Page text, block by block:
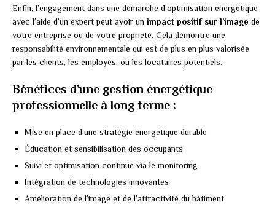
Enfin, l’engagement dans une démarche d’optimisation énergétique
avec l’aide d’un expert peut avoir un impact positif sur l’image de
votre entreprise ou de votre propriété. Cela démontre une
responsabilité environnementale qui est de plus en plus valorisée
par les clients, les employés, ou les locataires potentiels.
Bénéfices d’une gestion énergétique
professionnelle à long terme :
Mise en place d’une stratégie énergétique durable
Éducation et sensibilisation des occupants
Suivi et optimisation continue via le monitoring
Intégration de technologies innovantes
Amélioration de l’image et de l’attractivité du bâtiment